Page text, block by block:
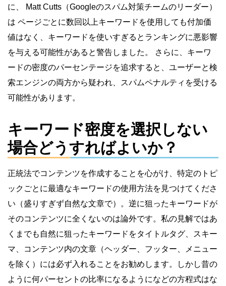
に、 Matt Cutts（Googleのスパム対策チームのリーダー）
は ページごとに数回以上キーワードを使用しても付加価
値はなく、キーワードを使いすぎるとランキングに悪影響
を与える可能性があると警告しました。 さらに、キーワ
ードの密度のパーセンテージを追求すると、ユーザーと検
索エンジンの両方から疑われ、スパムペナルティを受ける
可能性があります。
キーワード密度を選択しない
場合どうすればよいか？
正統法でコンテンツを作成することを心がけ、特定のトピ
ックごとに最適なキーワードの使用方法を見つけてくださ
い（盛りすぎず自然な文章で）。逆に狙ったキーワードが
そのコンテンツに全くないのは論外です。私の見解ではあ
くまでも自然に狙ったキーワードをタイトルタグ、スキー
マ、コンテンツ内の文章（ヘッダー、フッター、メニュー
を除く）には必ず入れることをお勧めします。しかし昔の
ように何パーセントの比率になるようになどの方程式はな